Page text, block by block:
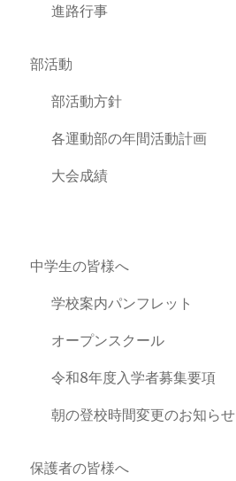
進路行事
部活動
部活動方針
各運動部の年間活動計画
大会成績
中学生の皆様へ
学校案内パンフレット
オープンスクール
令和8年度入学者募集要項
朝の登校時間変更のお知らせ
保護者の皆様へ